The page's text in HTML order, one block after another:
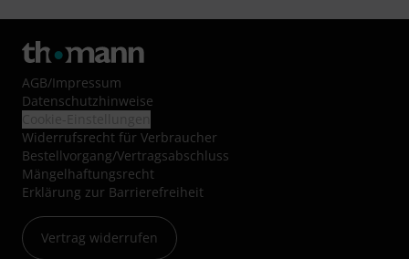
AGB/Impressum
Datenschutzhinweise
Widerrufsrecht für Verbraucher
Bestellvorgang/Vertragsabschluss
Mängelhaftungsrecht
Erklärung zur Barrierefreiheit
Vertrag widerrufen